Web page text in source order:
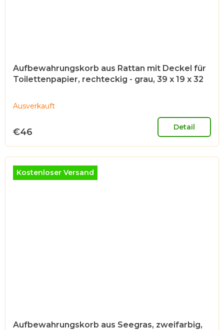
Aufbewahrungskorb aus Rattan mit Deckel für
Toilettenpapier, rechteckig - grau, 39 x 19 x 32
Ausverkauft
€46 Detail
Kostenloser Versand
Aufbewahrungskorb aus Seegras, zweifarbig,